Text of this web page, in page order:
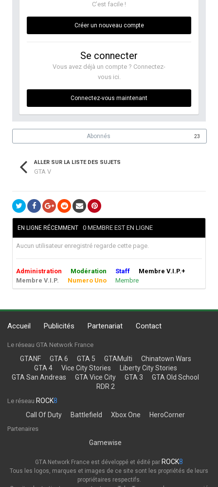
C’est facile !
Créer un nouveau compte
Se connecter
Vous avez déjà un compte ? Connectez-
vous ici.
Connectez-vous maintenant
Abonnés 23
ALLER SUR LA LISTE DES SUJETS
GTA V
EN LIGNE RÉCEMMENT 0 MEMBRE EST EN LIGNE
Aucun utilisateur enregistré regarde cette page.
Administration Modération Staff
Membre V.I.P.+
Membre V.I.P.
Numero Uno Membre
Accueil Publicités Partenariat Contact
Le réseau GTA Network France
GTANF GTA 6 GTA 5 GTAMulti
Chinatown Wars
GTA 4
Vice City Stories
Liberty City Stories
GTA San Andreas
GTA Vice City GTA 3
GTA Old School
RDR 2
Le réseau ROCK8
Call Of Duty
Battlefield Xbox One HeroCorner
Partenaires
Gamewise
GTA Network France est développé et édité par ROCK8
Tous les logos, marques et images de ce site sont les propriétés de leurs
propriétaires respectifs.